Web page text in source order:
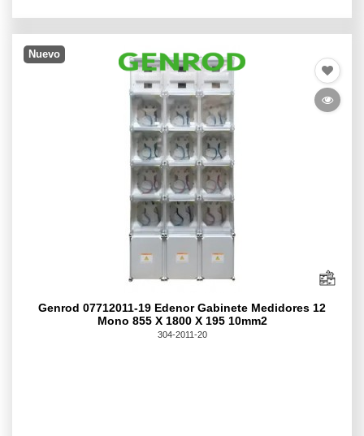
Nuevo
Genrod 07712011-19 Edenor Gabinete Medidores 12
Mono 855 X 1800 X 195 10mm2
304-2011-20